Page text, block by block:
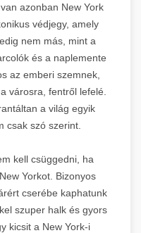
azonban New York
védjegy, amely
nem más, mint a
és a naplemente
az emberi szemnek,
városra, fentről lefelé.
a világ egyik
csak szó szerint.
kell csüggedni, ha
Yorkot. Bizonyos
cserébe kaphatunk
szuper halk és gyors
kicsit a New York-i